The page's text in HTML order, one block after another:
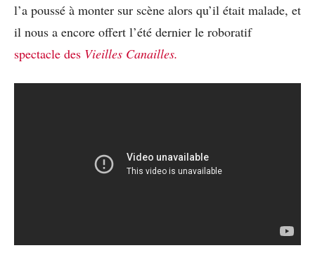
l’a poussé à monter sur scène alors qu’il était malade, et
il nous a encore offert l’été dernier le roboratif
spectacle des Vieilles Canailles.